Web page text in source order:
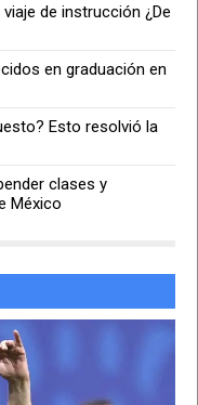
de instrucción ¿De
en graduación en
Esto resolvió la
clases y
México